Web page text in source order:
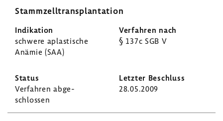
Stamm­zell­trans­plan­ta­tion
schwere aplas­ti­sche
Anämie (SAA)
§ 137c SGB V
Verfahren abge­
schlossen
28.05.2009